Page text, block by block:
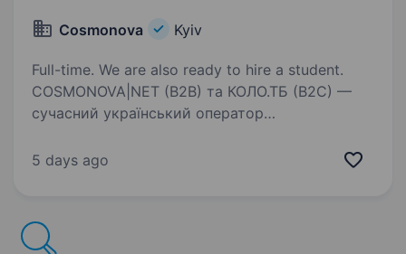
Cosmonova Kyiv
Full-time. We are also ready to hire a student.
COSMONOVA|NET (B2B) та КОЛО.ТБ (B2C) —
сучасний український оператор
стабільний інтернет та якісні сервіси для
5 days ago